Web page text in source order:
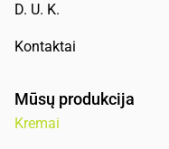
D. U. K.
Kontaktai
Mūsų produkcija
Kremai